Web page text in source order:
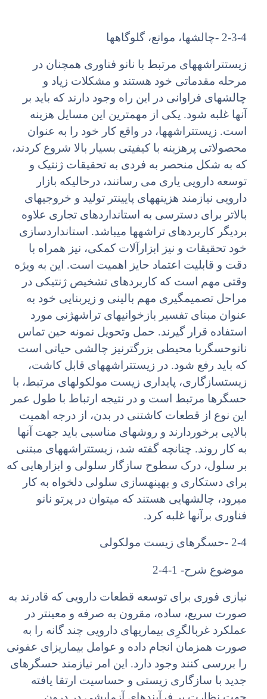
2-3-4 -چالشها، موانع، گلوگاهها
زیستتراشههای مرتبط با نانو فناوری همچنان در
مرحله مقدماتی خود هستند و مشکلات زیاد و
چالشهای فراوانی در این راه وجود دارند که باید بر
آنها غلبه شود. یکی از مهمترین این مسایل هزینه
است. زیستتراشهها، در واقع کار خود را به عنوان
محصولاتی پرهزینه با کیفیتی بسیار بالا شروع کردند،
که به شکل منحصر به فردی به تحقیقات ژنتیک و
توسعه دارویی یاری می رسانند، درحالیکه بازار
دارویی نیازمند هزینههای پایینتر تولید و خروجیهای
بالاتر برای دسترسی به استانداردهای تجاری علاوه
بردیگر کاربردهای تراشهها میباشد. استانداردسازی
خود تحقیقات و نیز ابزارآلات کمکی، نیز همراه با
دقت و قابلیت اعتماد حایز اهمیت است. این به ویژه
وقتی مهم است که کاربردهای تشخیص ژنتیکی در
مراحل تصمیمگیری مهم بالینی و زیربنایی خود به
عنوان مبنای تفسیر بازخوانیهای تراشهژنی مورد
استفاده قرار گیرند. حمل وتحویل نمونه حین تماس
نانوحسگربا محیطی بزرگترنیز چالشی حیاتی است
که باید رفع شود. در زیستتراشههای قابل کاشت،
زیستسازگاری، پایداری زیست مولکولهای مرتبط، با
حسگرها مرتبط است و در نتیجه ارتباط با طول عمر
این نوع از قطعات کاشتنی در بدن، از درجه اهمیت
بالایی برخوردارند و روشهای مناسبی باید جهت آنها
به کار روند. چنانچه گفته شد، زیستتراشههای مبتنی
بر سلول، درک سطوح سازگار سلولی و ابزارهایی که
برای دستکاری و بهینهسازی سلولی دلخواه به کار
میرود، چالشهایی هستند که میتوان در پرتو نانو
فناوری برآنها غلبه کرد.
2-4 -حسگرهای زیست مولکولی
موضوع شرح- 1-4-2
نیازی فوری برای توسعه قطعات دارویی که قادرند به
صورت سریع، ساده، مقرون به صرفه و معینتر در
عملکرد غربالگرِی بیماریهای دارویی چند گانه را به
صورت همزمان انجام داده و عوامل بیماریزای عفونی
را بررسی کنند وجود دارد. این امر نیازمند حسگرهای
جدید با سازگاری زیستی و حساسیت ارتقا یافته